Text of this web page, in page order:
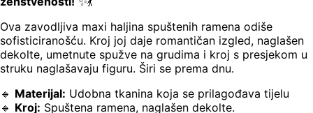
Ova zavodljiva maxi haljina spuštenih ramena odiše
sofisticiranošću. Kroj joj daje romantičan izgled, naglašen
dekolte, umetnute spužve na grudima i kroj s presjekom u
struku naglašavaju figuru. Širi se prema dnu.
🔹 Materijal: Udobna tkanina koja se prilagođava tijelu
🔹 Kroj: Spuštena ramena, naglašen dekolte.